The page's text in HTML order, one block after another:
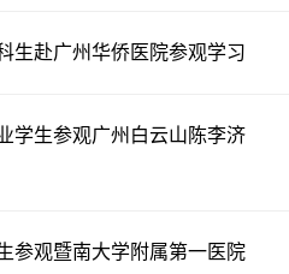
生赴广州华侨医院参观学习
学生参观广州白云山陈李济
参观暨南大学附属第一医院